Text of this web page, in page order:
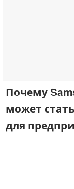
Почему
может
для